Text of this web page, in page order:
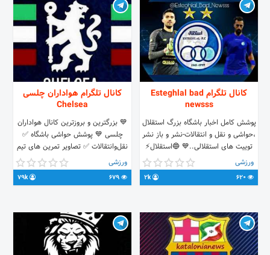
کانال تلگرام Esteghlal bad
newsss
پوشش کامل اخبار باشگاه بزرگ استقلال
،حواشی و نقل و انتقالات-نشر و باز نشر
توییت های استقلالی..💙 🔵استقلال⚡
الهلال⚪ 🗓دوشنبه 22شهریور ⏰ساعت:
21:30 به وقت ایران 🏟ورزشگاه:
زعبیل‌دبی 🖥شبکه3 یــــاردوازدهم‌اســــتقلال
ورزشی
2k
کانال تلگرام هواداران چلسی
Chelsea
💙 بزرگترین و بروزترین کانال هواداران
چلسی 💙 پوشش حواشی باشگاه ✅
نقل‌وانتقالات ✅ تصاویر تمرین های تیم
✅ گزارش بازی ها✅ ⚽️ گل های چلسی
@ChelseaFc_Goal ☎️ ارتباط با ما
@Chelsea_ads
ورزشی
79k